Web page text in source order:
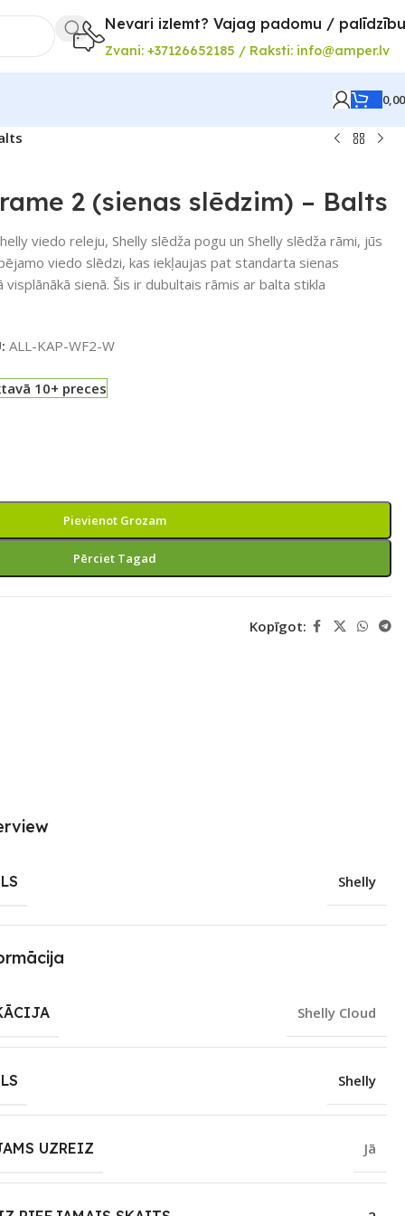
Nevari izlemt? Vajag padomu /
Zvani: +37126652185 / Raksti: info@amper.lv
2 (sienas slēdzim) – Balts
viedo releju, Shelly slēdža pogu un Shelly slēdža rāmi, jūs
viedo slēdzi, kas iekļaujas pat standarta sienas
sienā. Šis ir dubultais rāmis ar balta stikla
ALL-KAP-WF2-W
10+ preces
Pievienot Grozam
Pērciet Tagad
Kopīgot:
Shelly
Shelly Cloud
Shelly
UZREIZ Jā